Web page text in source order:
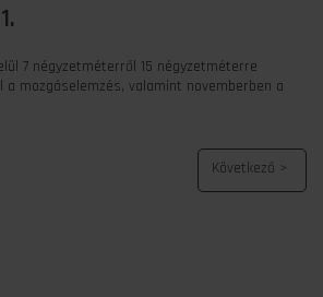
7 négyzetméterről 15 négyzetméterre
a mozgáselemzés, valamint novemberben a